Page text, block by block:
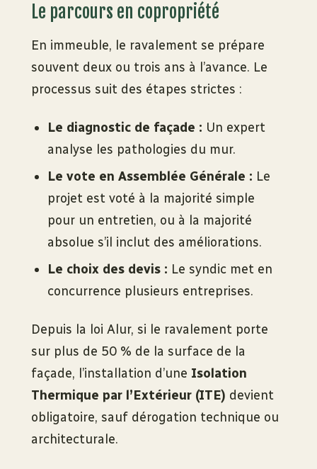
Le parcours en copropriété
En immeuble, le ravalement se prépare
souvent deux ou trois ans à l’avance. Le
processus suit des étapes strictes :
Le diagnostic de façade : Un expert
analyse les pathologies du mur.
Le vote en Assemblée Générale : Le
projet est voté à la majorité simple
pour un entretien, ou à la majorité
absolue s’il inclut des améliorations.
Le choix des devis : Le syndic met en
concurrence plusieurs entreprises.
Depuis la loi Alur, si le ravalement porte
sur plus de 50 % de la surface de la
façade, l’installation d’une Isolation
Thermique par l’Extérieur (ITE) devient
obligatoire, sauf dérogation technique ou
architecturale.